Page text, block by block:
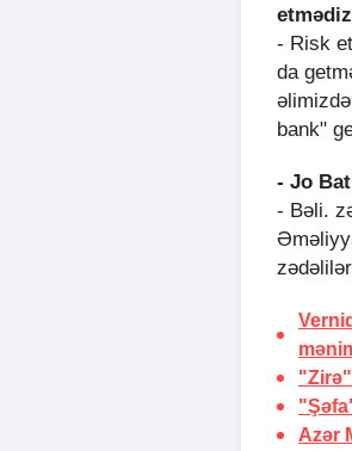
- Risk
da
bank"
- Jo
- Bəli.
Azər